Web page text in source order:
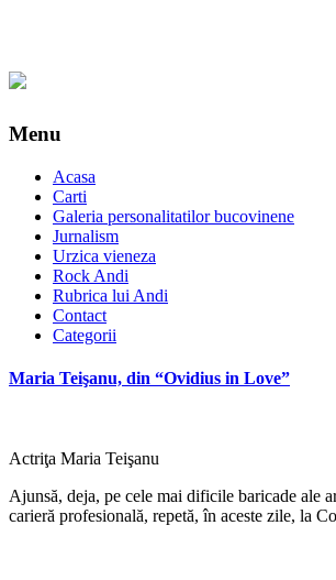
Menu
Acasa
Carti
Galeria personalitatilor bucovinene
Jurnalism
Urzica vieneza
Rock Andi
Rubrica lui Andi
Contact
Categorii
Maria Teişanu, din “Ovidius in Love”
Actriţa Maria Teişanu
Ajunsă, deja, pe cele mai dificile baricade ale
carieră profesională, repetă, în aceste zile, la